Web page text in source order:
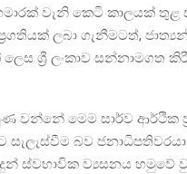
වැනි කෙටි කාලයක් තුළ
ලබා ගැනීමටත්,
ශ්‍රී ලංකාව සන්නාමගත
වන්නේ මෙම සාර්ව ආර්ථික
සැලැස්වීම බව
ස්වභාවික ව්‍යසනය හමුවේ